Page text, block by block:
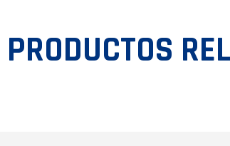
PRODUCTOS